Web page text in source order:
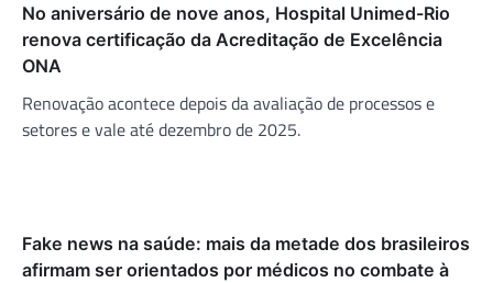
No aniversário de nove anos, Hospital Unimed-Rio
renova certificação da Acreditação de Excelência
ONA
Renovação acontece depois da avaliação de processos e
setores e vale até dezembro de 2025.
Fake news na saúde: mais da metade dos brasileiros
afirmam ser orientados por médicos no combate à